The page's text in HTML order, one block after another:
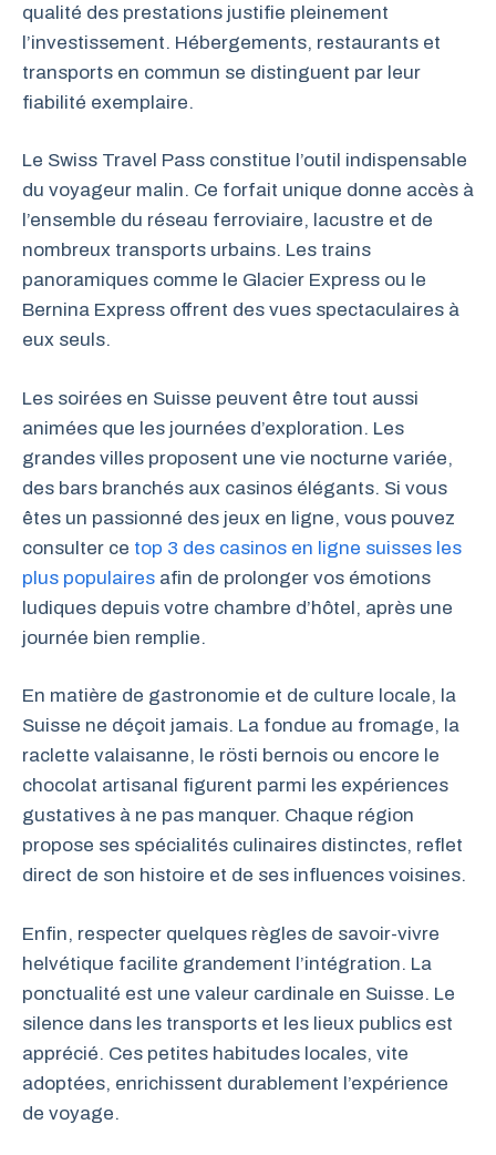
qualité des prestations justifie pleinement
l’investissement. Hébergements, restaurants et
transports en commun se distinguent par leur
fiabilité exemplaire.
Le Swiss Travel Pass constitue l’outil indispensable
du voyageur malin. Ce forfait unique donne accès à
l’ensemble du réseau ferroviaire, lacustre et de
nombreux transports urbains. Les trains
panoramiques comme le Glacier Express ou le
Bernina Express offrent des vues spectaculaires à
eux seuls.
Les soirées en Suisse peuvent être tout aussi
animées que les journées d’exploration. Les
grandes villes proposent une vie nocturne variée,
des bars branchés aux casinos élégants. Si vous
êtes un passionné des jeux en ligne, vous pouvez
consulter ce top 3 des casinos en ligne suisses les
plus populaires afin de prolonger vos émotions
ludiques depuis votre chambre d’hôtel, après une
journée bien remplie.
En matière de gastronomie et de culture locale, la
Suisse ne déçoit jamais. La fondue au fromage, la
raclette valaisanne, le rösti bernois ou encore le
chocolat artisanal figurent parmi les expériences
gustatives à ne pas manquer. Chaque région
propose ses spécialités culinaires distinctes, reflet
direct de son histoire et de ses influences voisines.
Enfin, respecter quelques règles de savoir-vivre
helvétique facilite grandement l’intégration. La
ponctualité est une valeur cardinale en Suisse. Le
silence dans les transports et les lieux publics est
apprécié. Ces petites habitudes locales, vite
adoptées, enrichissent durablement l’expérience
de voyage.